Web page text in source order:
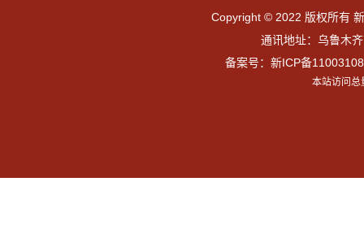
Copyright © 2022 版权所有
通讯地址：乌鲁木
备案号： 新ICP备
本站访问